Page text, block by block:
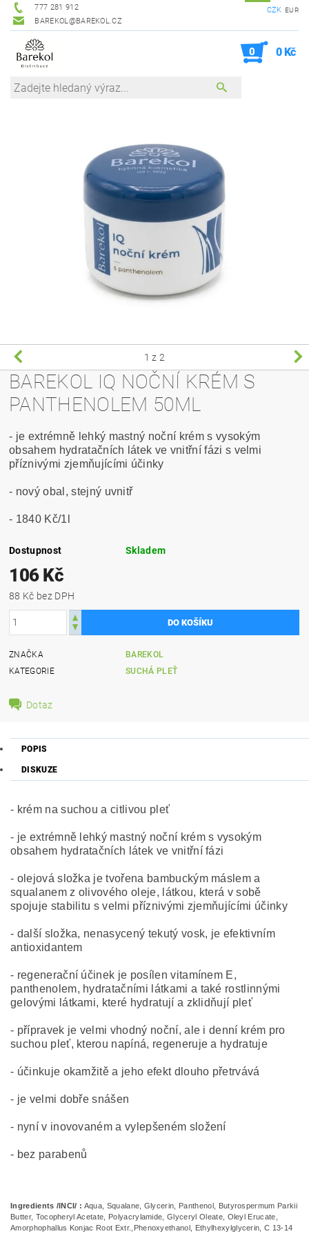
777 281 912
BAREKOL@BAREKOL.CZ
CZK EUR
0 0 Kč
1 z 2
BAREKOL IQ NOČNÍ KRÉM S
PANTHENOLEM 50ML
- je extrémně lehký mastný noční krém s vysokým
obsahem hydratačních látek ve vnitřní fázi s velmi
příznivými zjemňujícími účinky
- nový obal, stejný uvnitř
- 1840 Kč/1l
Dostupnost Skladem
106 Kč
88 Kč bez DPH
ZNAČKA
BAREKOL
KATEGORIE
SUCHÁ PLEŤ
Dotaz
POPIS
DISKUZE
- krém na suchou a citlivou pleť
- je extrémně lehký mastný noční krém s vysokým
obsahem hydratačních látek ve vnitřní fázi
- olejová složka je tvořena bambuckým máslem a
squalanem z olivového oleje, látkou, která v sobě
spojuje stabilitu s velmi příznivými zjemňujícími účinky
- další složka, nenasycený tekutý vosk, je efektivním
antioxidantem
- regenerační účinek je posílen vitamínem E,
panthenolem, hydratačními látkami a také rostlinnými
gelovými látkami, které hydratují a zklidňují pleť
- přípravek je velmi vhodný noční, ale i denní krém pro
suchou pleť, kterou napíná, regeneruje a hydratuje
- účinkuje okamžitě a jeho efekt dlouho přetrvává
- je velmi dobře snášen
- nyní v inovovaném a vylepšeném složení
- bez parabenů
Ingredients /INCI/ : Aqua, Squalane, Glycerin, Panthenol, Butyrospermum Parkii
Butter, Tocopheryl Acetate, Polyacrylamide, Glyceryl Oleate, Oleyl Erucate,
Amorphophallus Konjac Root Extr.,Phenoxyethanol, Ethylhexylglycerin, C 13-14